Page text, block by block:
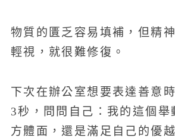
物質的匱乏容易填補，但精
輕視，就很難修復。
下次在辦公室想要表達善意
3秒，問問自己：我的這個舉
方體面，還是滿足自己的優